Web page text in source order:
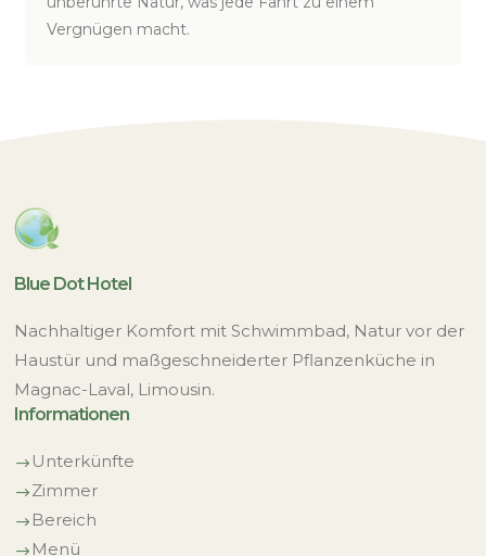
Vergnügen macht.
Blue Dot Hotel
Nachhaltiger Komfort mit Schwimmbad, Natur vor der
Haustür und maßgeschneiderter Pflanzenküche in
Magnac-Laval, Limousin.
Informationen
$ Unterkünfte
$Zimmer
$ Bereich
$ Menü